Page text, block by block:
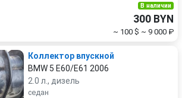
В наличии
300 BYN
~ 100 $ ~ 9 000 ₽
Коллектор впускной
BMW 5 E60/E61 2006
2.0 л., дизель
седан